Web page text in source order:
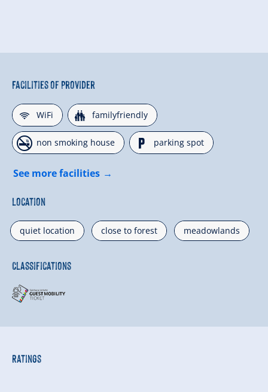
Facilities of Provider
🜉WiFi 🍺familyfriendly
🏝non smoking house 🐈parking spot
See more facilities
Location
quiet location close to forest meadowlands
Classifications
Ratings